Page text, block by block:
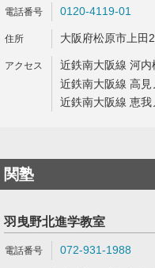
0120-4119-01
大阪府松原市上田
近鉄南大阪線 河
近鉄南大阪線 高
近鉄南大阪線 恵
関塾
羽曳野北進学教室
072-931-1988